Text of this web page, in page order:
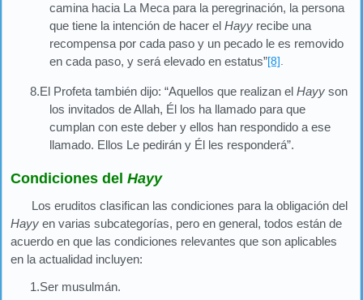
camina hacia La Meca para la peregrinación, la persona
que tiene la intención de hacer el Hayy recibe una
recompensa por cada paso y un pecado le es removido
en cada paso, y será elevado en estatus”[8].
8.El Profeta también dijo: “Aquellos que realizan el Hayy son
los invitados de Allah, Él los ha llamado para que
cumplan con este deber y ellos han respondido a ese
llamado. Ellos Le pedirán y Él les responderá”.
Condiciones del Hayy
Los eruditos clasifican las condiciones para la obligación del
Hayy en varias subcategorías, pero en general, todos están de
acuerdo en que las condiciones relevantes que son aplicables
en la actualidad incluyen:
1.Ser musulmán.